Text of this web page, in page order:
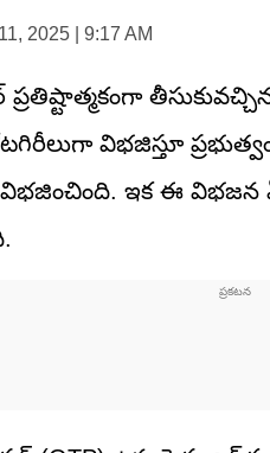
2025 | 9:17 AM
విభజిస్తూ
విభజించింది. ఇక ఈ